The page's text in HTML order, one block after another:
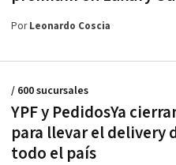
PorLeonardo Coscia
YPF y PedidosYa
para llevar el delivery
todo el país
/ 600 sucursales